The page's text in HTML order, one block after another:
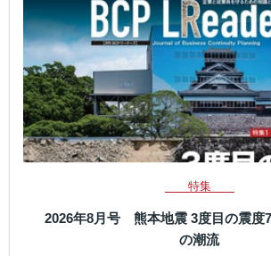
特集
2026年8月号 熊本地震 3度目の震度
の潮流